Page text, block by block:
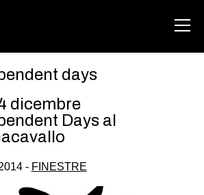
ABOUT
DEGENERAZIONE
days
dicembre
Days al
- FINESTRE